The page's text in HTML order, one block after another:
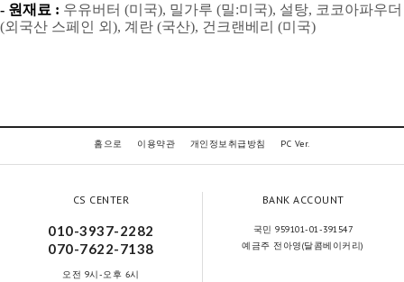
- 원재료 : 우유버터 (미국), 밀가루 (밀:미국), 설탕, 코코아파우더
(외국산 스페인 외), 계란 (국산), 건크랜베리 (미국)
홈으로 이용약관 개인정보취급방침 PC Ver.
CS CENTER
010-3937-2282
070-7622-7138
오전 9시-오후 6시
BANK ACCOUNT
국민 959101-01-391547
예금주 전아영(달콤베이커리)